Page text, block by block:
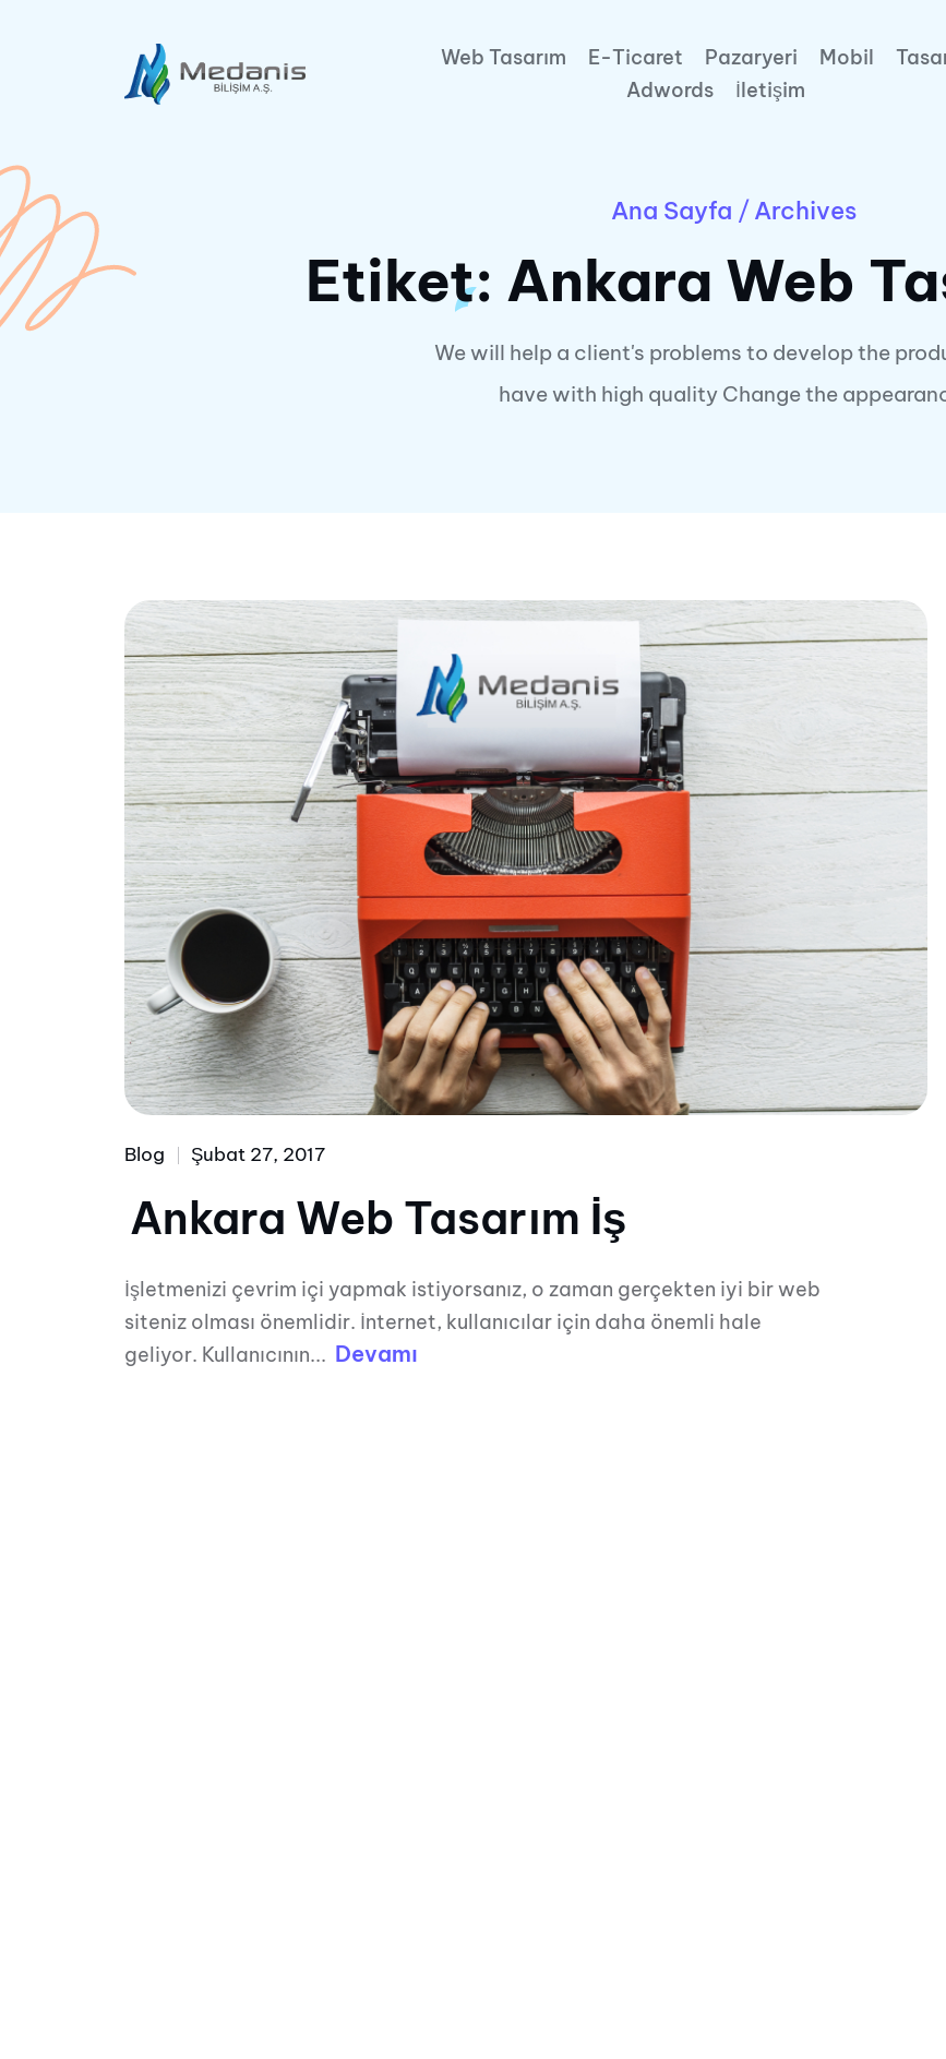
Web Tasarım E-Ticaret Pazaryeri Mobil
Adwords
İletişim
Ana Sayfa /Archives
Etiket: Ankara Web
We will help a client's problems to develop the
have with high quality Change the
Blog Şubat 27, 2017
Ankara Web Tasarım İş
İşletmenizi çevrim içi yapmak istiyorsanız, o zaman gerçekten iyi bir web
siteniz olması önemlidir. İnternet, kullanıcılar için daha önemli hale
geliyor. Kullanıcının... Devamı